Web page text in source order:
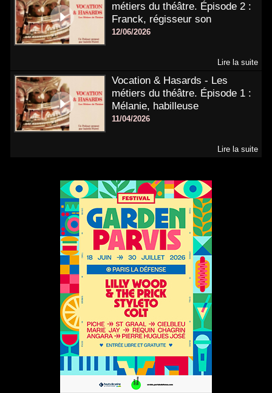
métiers du théâtre. Épisode 2 :
Franck, régisseur son
12/06/2026
Lire la suite
Vocation & Hasards - Les
métiers du théâtre. Épisode 1 :
Mélanie, habilleuse
11/04/2026
Lire la suite